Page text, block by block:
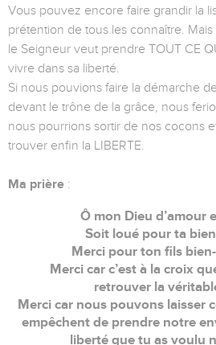
Vous pouvez encore faire grandir la
prétention de tous les connaître. Mais
le Seigneur veut prendre TOUT CE
vivre dans sa liberté.
Si nous pouvions faire la démarche
devant le trône de la grâce, nous
nous pourrions sortir de nos cocons
trouver enfin la LIBERTE.
Ma prière :
Ô mon Dieu d’amour
Soit loué pour ta
Merci pour ton fils
Merci car c’est à la croix
retrouver la
Merci car nous pouvons laisser
empêchent de prendre notre
liberté que tu as voulu